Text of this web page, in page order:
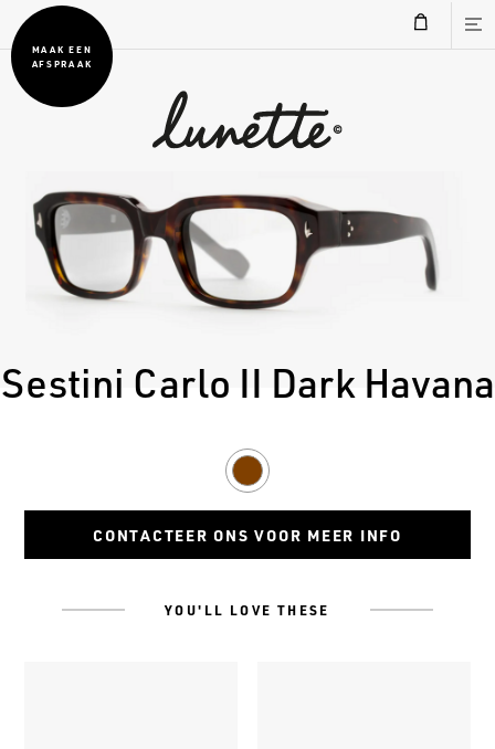
MAAK EEN
AFSPRAAK
Sestini Carlo II Dark Havana
Dark
Havana/
Dark
brown
CONTACTEER ONS VOOR MEER INFO
YOU'LL LOVE THESE